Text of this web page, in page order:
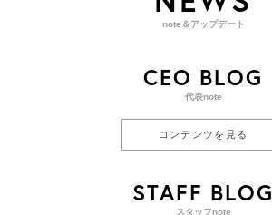
note＆アップデート
CEO BLOG
代表note
コンテンツを見る
STAFF BLOG
スタッフnote